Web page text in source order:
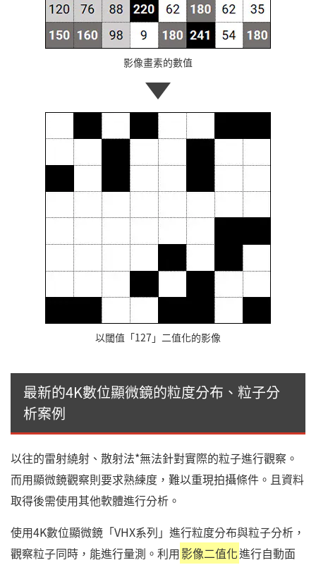
影像畫素的數值
以閾值「127」二值化的影像
最新的4K數位顯微鏡的粒度分布、粒子分
析案例
以往的雷射繞射、散射法*無法針對實際的粒子進行觀察。
而用顯微鏡觀察則要求熟練度，難以重現拍攝條件。且資料
取得後需使用其他軟體進行分析。
使用4K數位顯微鏡「VHX系列」進行粒度分布與粒子分析，
觀察粒子同時，能進行量測。利用影像二值化進行自動面